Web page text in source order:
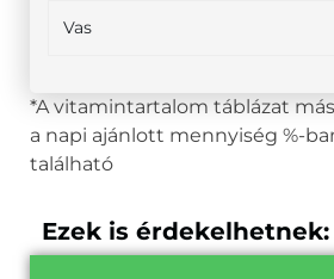
Vas
*A vitamintartalom táblázat
a napi ajánlott mennyiség %-
található
Ezek is érdekelhetnek: